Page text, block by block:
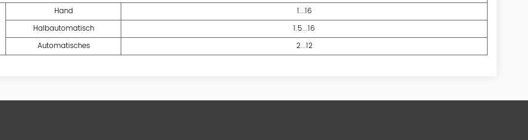
Hand
1...16
Halbautomatisch
1.5...16
Automatisches
2...12